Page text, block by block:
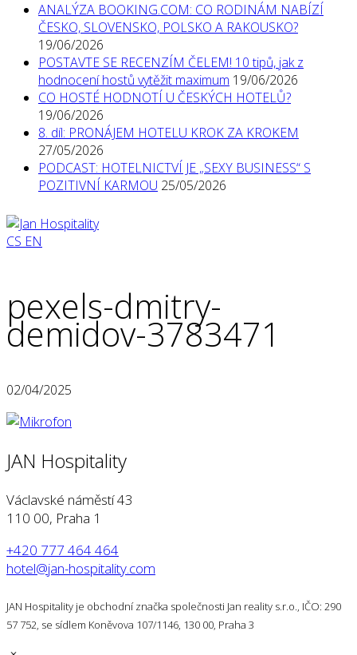
ANALÝZA BOOKING.COM: CO RODINÁM NABÍZÍ
ČESKO, SLOVENSKO, POLSKO A RAKOUSKO?
19/06/2026
POSTAVTE SE RECENZÍM ČELEM! 10 tipů, jak z
hodnocení hostů vytěžit maximum 19/06/2026
CO HOSTÉ HODNOTÍ U ČESKÝCH HOTELŮ?
19/06/2026
8. díl: PRONÁJEM HOTELU KROK ZA KROKEM
27/05/2026
PODCAST: HOTELNICTVÍ JE „SEXY BUSINESS“ S
POZITIVNÍ KARMOU 25/05/2026
CS EN
pexels-dmitry-
demidov-3783471
02/04/2025
JAN Hospitality
Václavské náměstí 43
110 00, Praha 1
+420 777 464 464
hotel@jan-hospitality.com
JAN Hospitality je obchodní značka společnosti Jan reality s.r.o., IČO: 290
57 752, se sídlem Koněvova 107/1146, 130 00, Praha 3